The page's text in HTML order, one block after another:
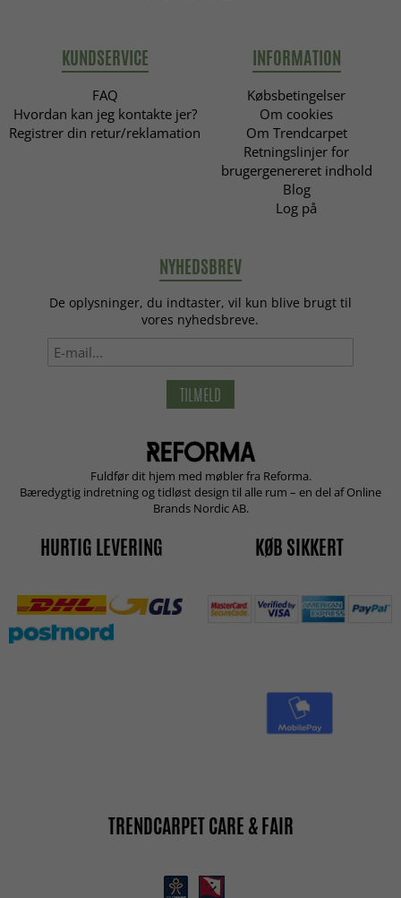
KUNDSERVICE
FAQ
Hvordan kan jeg kontakte jer?
Registrer din retur/reklamation
INFORMATION
Købsbetingelser
Om cookies
Om Trendcarpet
Retningslinjer for
brugergenereret indhold
Blog
Log på
NYHEDSBREV
De oplysninger, du indtaster, vil kun blive brugt til
vores nyhedsbreve.
TILMELD
Fuldfør dit hjem med møbler fra Reforma.
Bæredygtig indretning og tidløst design til alle rum – en del af Online
Brands Nordic AB.
HURTIG LEVERING KØB SIKKERT
TRENDCARPET CARE & FAIR